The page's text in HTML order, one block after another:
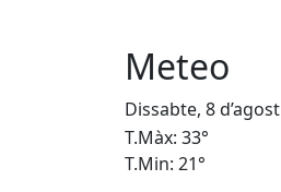
Meteo
Dissabte, 8 d’agost
T.Màx: 33°
T.Min: 21°